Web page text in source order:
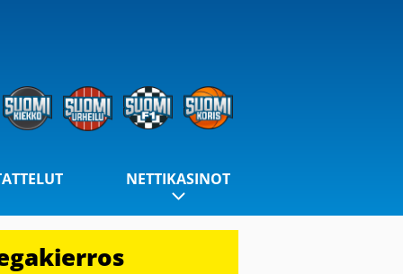
NETTIKASINOT